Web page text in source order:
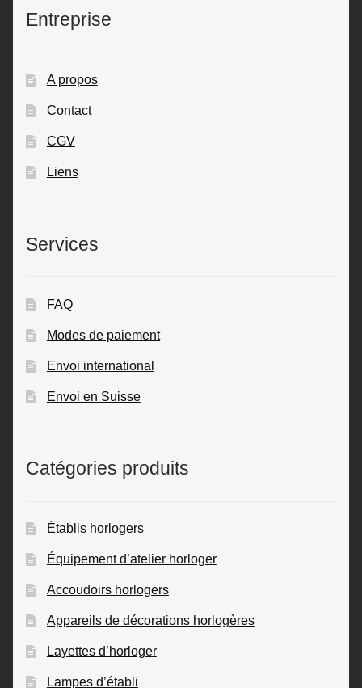
Entreprise
A propos
Contact
CGV
Liens
Services
FAQ
Modes de paiement
Envoi international
Envoi en Suisse
Catégories produits
Établis horlogers
Équipement d’atelier horloger
Accoudoirs horlogers
Appareils de décorations horlogères
Layettes d’horloger
Lampes d’établi